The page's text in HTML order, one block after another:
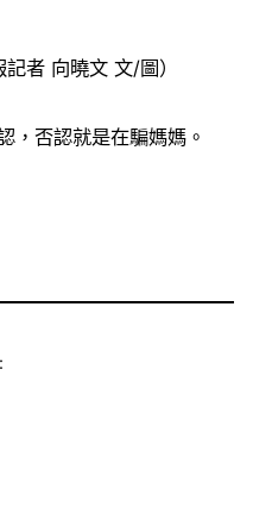
記者 向曉文 文/圖）
，否認就是在騙媽媽。